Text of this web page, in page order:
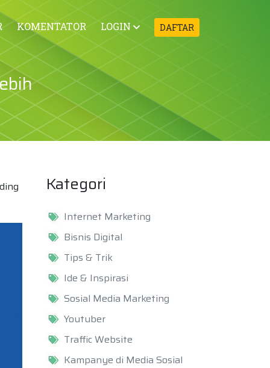
KOMENTATOR LOGIN DAFTAR
Kategori
Internet Marketing
Bisnis Digital
Tips & Trik
Ide & Inspirasi
Sosial Media Marketing
Youtuber
Traffic Website
Kampanye di Media Sosial